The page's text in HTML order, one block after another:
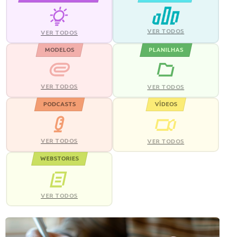
VER TODOS VER TODOS
MODELOS
VER TODOS
PLANILHAS
VER TODOS
PODCASTS
VER TODOS
VÍDEOS
VER TODOS
WEBSTORIES
VER TODOS